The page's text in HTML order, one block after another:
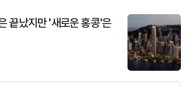
끝났지만 '새로운 홍콩'은